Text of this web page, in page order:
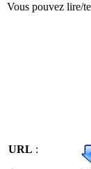
Vous pouvez lire/
URL :